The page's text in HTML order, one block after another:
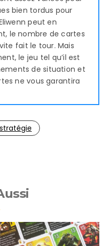
bien tordus pour
peut en
le nombre de cartes
fait le tour. Mais
le jeu tel qu’il est
de situation et
ne vous garantira
stratégie